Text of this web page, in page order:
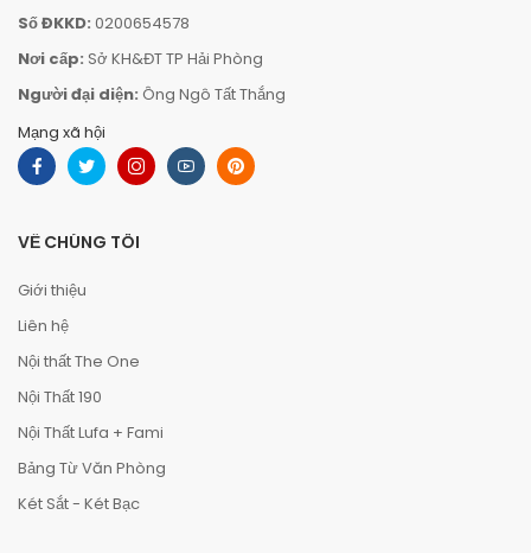
Số ĐKKD: 0200654578
Nơi cấp: Sở KH&ĐT TP Hải Phòng
Người đại diện: Ông Ngô Tất Thắng
Mạng xã hội
VỀ CHÚNG TÔI
Giới thiệu
Liên hệ
Nội thất The One
Nội Thất 190
Nội Thất Lufa + Fami
Bảng Từ Văn Phòng
Két Sắt - Két Bạc